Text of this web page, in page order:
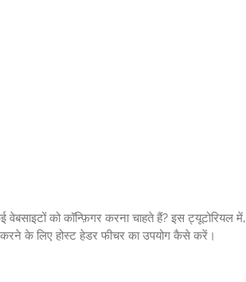
को कॉन्फ़िगर करना चाहते हैं? इस ट्यूटोरियल में,
के लिए होस्ट हेडर फीचर का उपयोग कैसे करें।